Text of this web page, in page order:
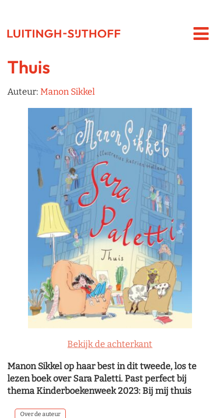
Thuis
Auteur: Manon Sikkel
Bekijk de achterkant
Manon Sikkel op haar best in dit tweede, los te
lezen boek over Sara Paletti. Past perfect bij
thema Kinderboekenweek 2023: Bij mij thuis
Over de auteur